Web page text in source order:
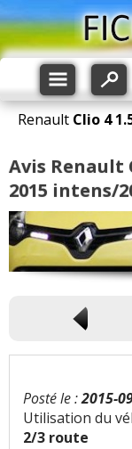
Renault Clio 4
Avis Renault
2015 intens/
Posté le :2015-
Utilisation du
2/3 route